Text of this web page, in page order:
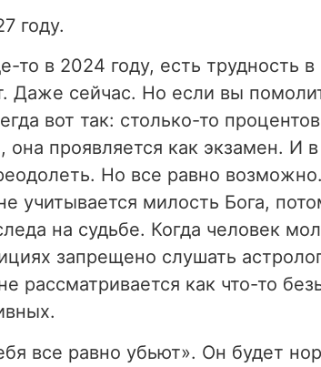
году.
в 2024 году, есть трудность
Даже сейчас. Но если вы
вот так: столько-то
она проявляется как экзамен. И
Но все равно
учитывается милость Бога,
на судьбе. Когда человек
запрещено слушать
рассматривается как что-то
все равно убьют». Он будет